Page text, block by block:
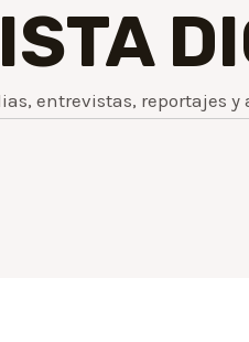
entrevistas, reportajes y